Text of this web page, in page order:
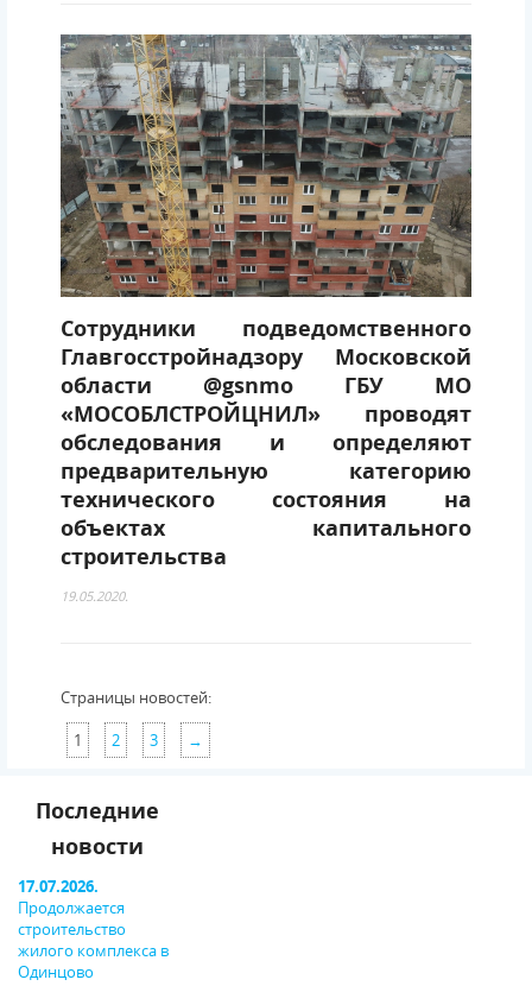
Сотрудники подведомственного
Главгосстройнадзору Московской
области @gsnmo ГБУ МО
«МОСОБЛСТРОЙЦНИЛ» проводят
обследования и определяют
предварительную категорию
технического состояния на
объектах капитального
строительства
19.05.2020.
Страницы новостей:
1
2 3 →
Последние
новости
17.07.2026.
Продолжается
строительство
жилого комплекса в
Одинцово